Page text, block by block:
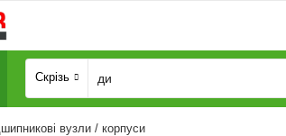
Скрізь
вузли / корпуси